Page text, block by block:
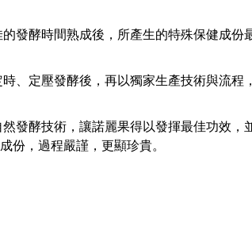
發酵時間熟成後，所產生的特殊保健成份
、定壓發酵後，再以獨家生產技術與流程
發酵技術，讓諾麗果得以發揮最佳功效，
份，過程嚴謹，更顯珍貴。